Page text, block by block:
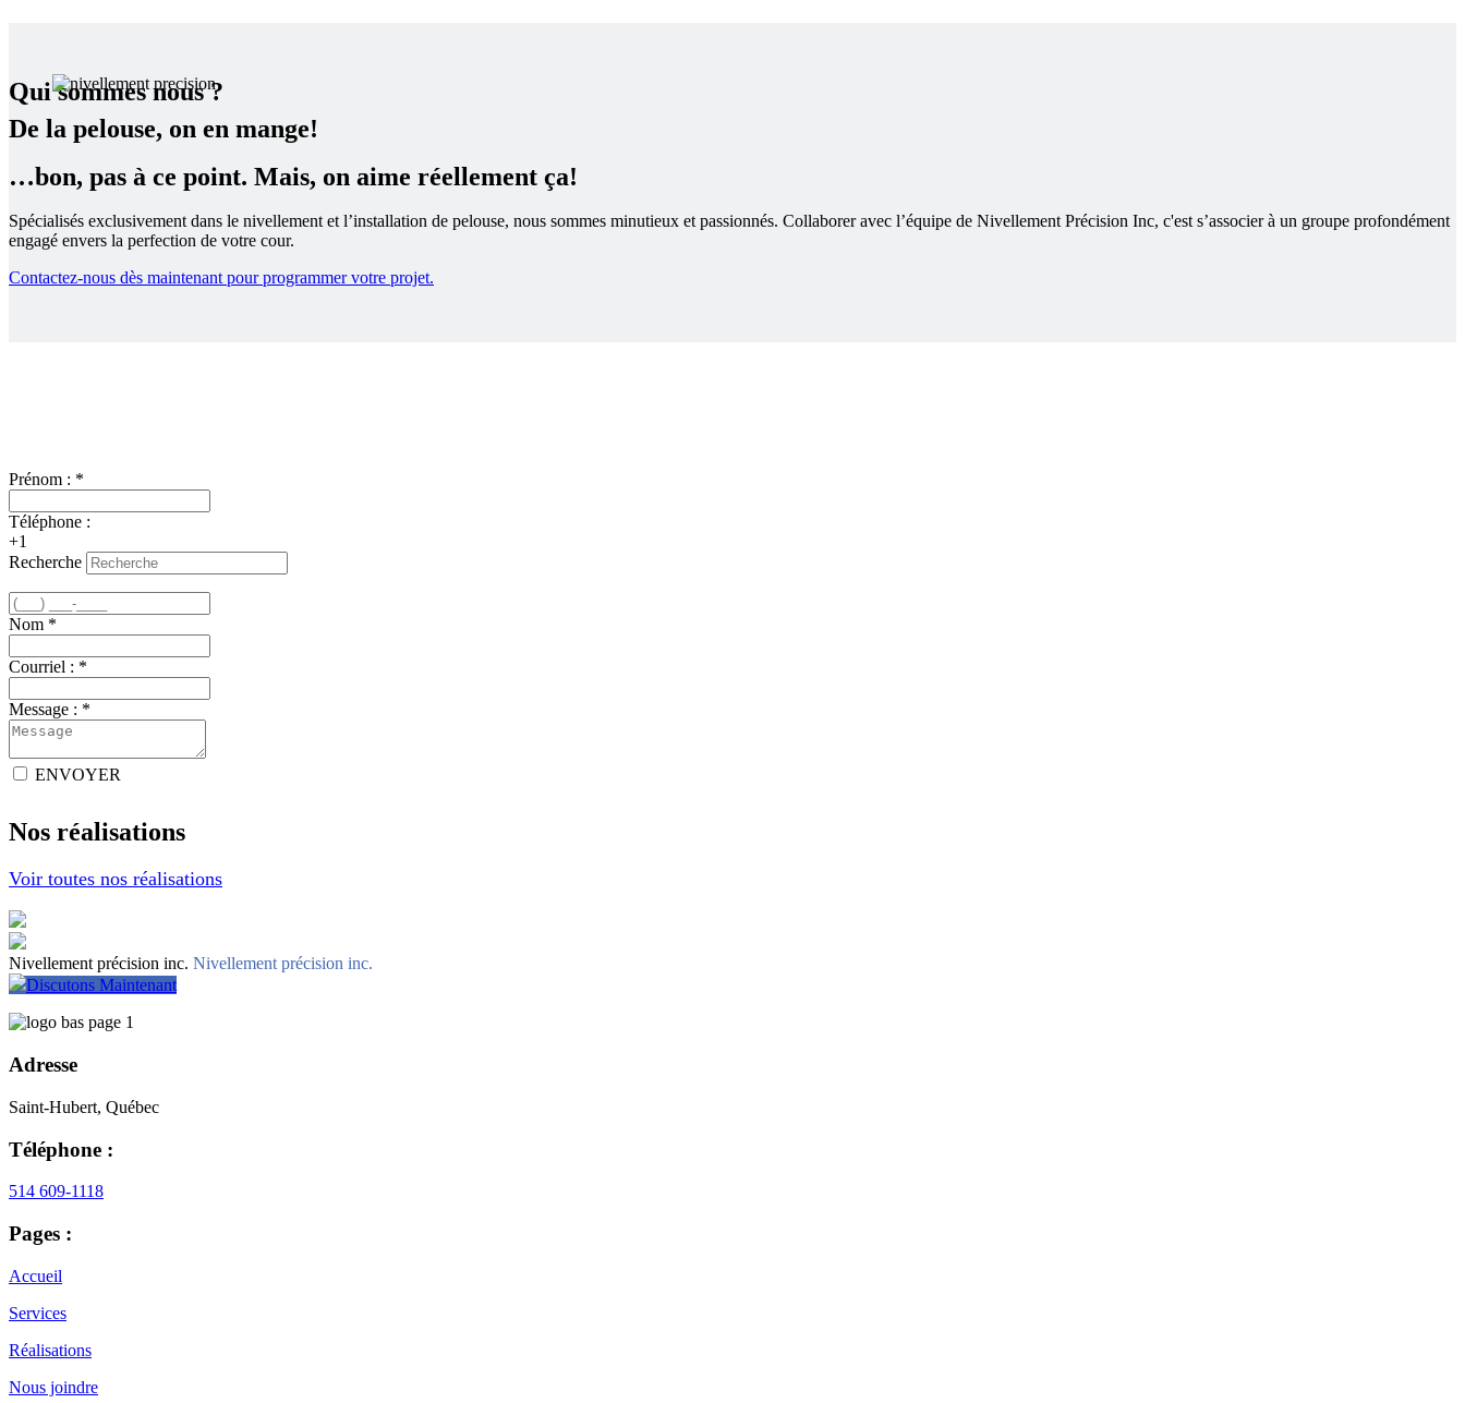
Qui sommes nous ?
De la pelouse, on en mange!
…bon, pas à ce point. Mais, on aime réellement ça!
Spécialisés exclusivement dans le nivellement et l’installation de pelouse, nous sommes minutieux et passionnés. Collaborer avec l’équipe de Nivellement Précision Inc, c'est s’associer à un groupe profondément
engagé envers la perfection de votre cour.
Contactez-nous dès maintenant pour programmer votre projet.
Prénom : *
Téléphone :
+1
Recherche
Nom *
Courriel : *
Message : *
ENVOYER
Nos réalisations
Voir toutes nos réalisations
Nivellement précision inc. Nivellement précision inc.
Discutons Maintenant
Adresse
Saint-Hubert, Québec
Téléphone :
514 609-1118
Pages :
Accueil
Services
Réalisations
Nous joindre